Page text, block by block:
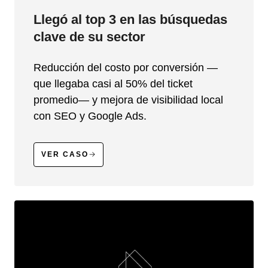
Llegó al top 3 en las búsquedas
clave de su sector
Reducción del costo por conversión —
que llegaba casi al 50% del ticket
promedio— y mejora de visibilidad local
con SEO y Google Ads.
VER CASO